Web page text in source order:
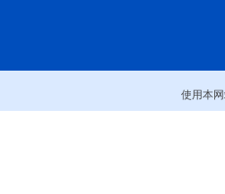
使用本